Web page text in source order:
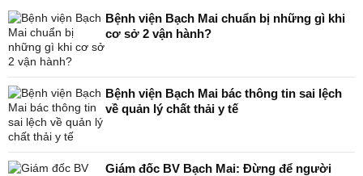
Bệnh viện Bạch Mai chuẩn bị những gì khi
cơ sở 2 vận hành?
Bệnh viện Bạch Mai bác thông tin sai lệch
về quản lý chất thải y tế
Giám đốc BV Bạch Mai: Đừng để người